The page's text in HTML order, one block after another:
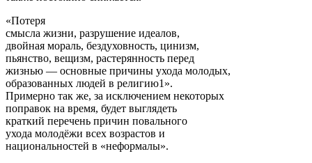
«Потеря
смысла жизни, разрушение идеалов,
двойная мораль, бездуховность, цинизм,
пьянство, вещизм, растерянность перед
жизнью — основные причины ухода молодых,
образованных людей в религию1».
Примерно так же, за исключением некоторых
поправок на время, будет выглядеть
краткий перечень причин повального
ухода молодёжи всех возрастов и
национальностей в «неформалы».